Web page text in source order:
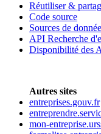
Réutiliser &
Code source
Sources de
API Recherche
Disponibilité des
Autres sites
entreprises.gouv.fr
mon-